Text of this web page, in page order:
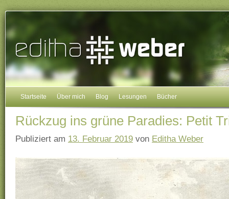
Startseite Über mich Blog Lesungen Bücher
Rückzug ins grüne Paradies: Petit
Publiziert am 13. Februar 2019 von Editha Weber